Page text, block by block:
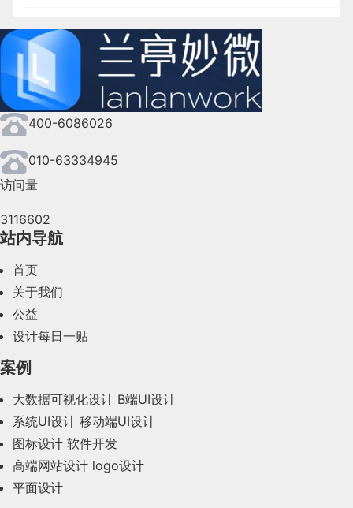
2024年9月(144)
2024年8月(164)
2024年7月(107)
2024年6月(63)
2024年4月(44)
2024年2月(58)
2023年10月(14)
2023年8月(88)
400-6086026
010-63334945
访问量
3116602
站内导航
首页
关于我们
公益
设计每日一贴
案例
大数据可视化设计 B端UI设计
系统UI设计 移动端UI设计
图标设计 软件开发
高端网站设计 logo设计
平面设计